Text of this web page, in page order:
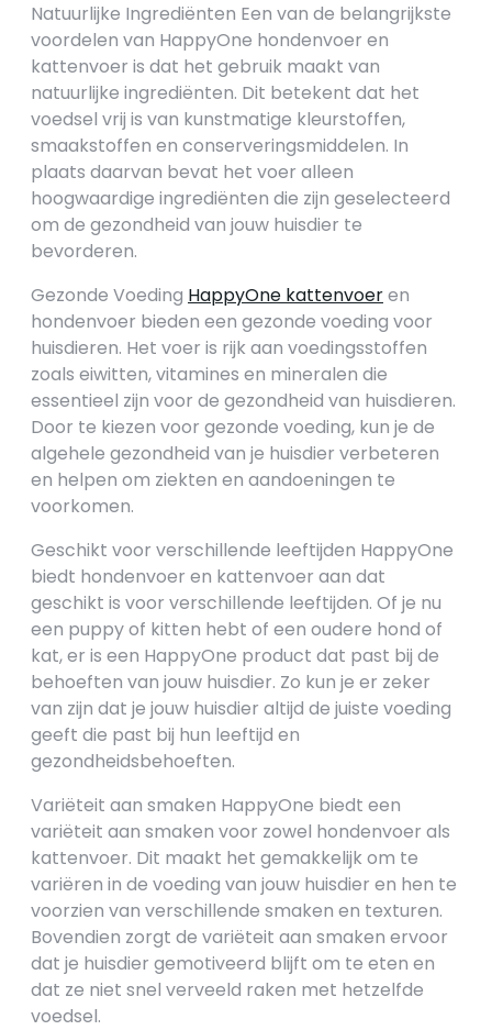
Natuurlijke Ingrediënten Een van de belangrijkste
voordelen van HappyOne hondenvoer en
kattenvoer is dat het gebruik maakt van
natuurlijke ingrediënten. Dit betekent dat het
voedsel vrij is van kunstmatige kleurstoffen,
smaakstoffen en conserveringsmiddelen. In
plaats daarvan bevat het voer alleen
hoogwaardige ingrediënten die zijn geselecteerd
om de gezondheid van jouw huisdier te
bevorderen.
Gezonde Voeding HappyOne kattenvoeren
hondenvoer bieden een gezonde voeding voor
huisdieren. Het voer is rijk aan voedingsstoffen
zoals eiwitten, vitamines en mineralen die
essentieel zijn voor de gezondheid van huisdieren.
Door te kiezen voor gezonde voeding, kun je de
algehele gezondheid van je huisdier verbeteren
en helpen om ziekten en aandoeningen te
voorkomen.
Geschikt voor verschillende leeftijden HappyOne
biedt hondenvoer en kattenvoer aan dat
geschikt is voor verschillende leeftijden. Of je nu
een puppy of kitten hebt of een oudere hond of
kat, er is een HappyOne product dat past bij de
behoeften van jouw huisdier. Zo kun je er zeker
van zijn dat je jouw huisdier altijd de juiste voeding
geeft die past bij hun leeftijd en
gezondheidsbehoeften.
Variëteit aan smaken HappyOne biedt een
variëteit aan smaken voor zowel hondenvoer als
kattenvoer. Dit maakt het gemakkelijk om te
variëren in de voeding van jouw huisdier en hen te
voorzien van verschillende smaken en texturen.
Bovendien zorgt de variëteit aan smaken ervoor
dat je huisdier gemotiveerd blijft om te eten en
dat ze niet snel verveeld raken met hetzelfde
voedsel.